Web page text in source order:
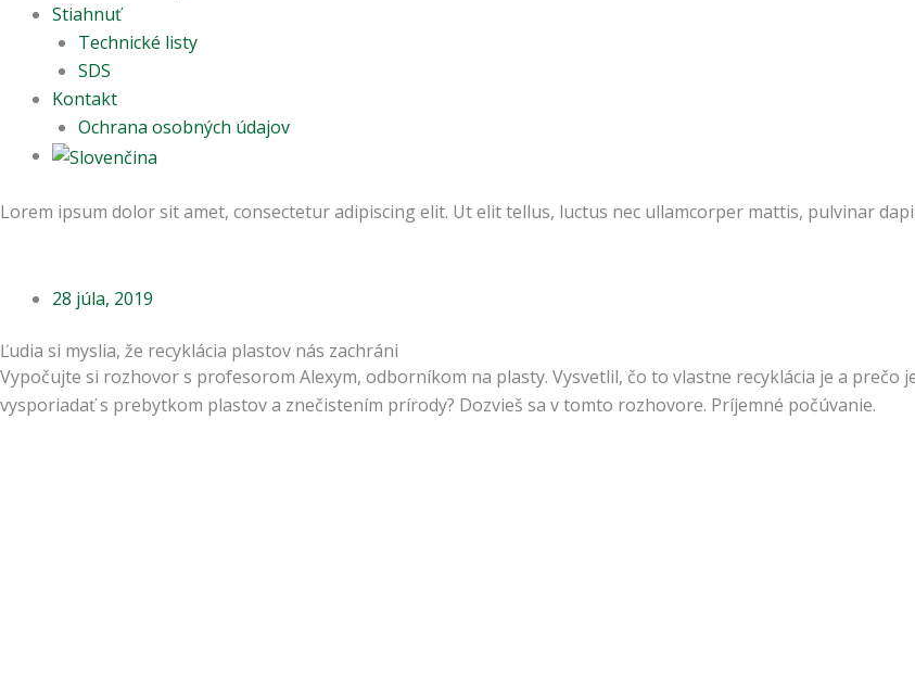
Stiahnuť
Technické listy
SDS
Kontakt
Ochrana osobných údajov
Lorem ipsum dolor sit amet, consectetur adipiscing elit. Ut elit tellus, luctus nec ullamcorper mattis, pulvinar
28 júla, 2019
Ľudia si myslia, že recyklácia plastov nás zachráni
Vypočujte si rozhovor s profesorom Alexym, odborníkom na plasty. Vysvetlil, čo to vlastne recyklácia je a prečo
vysporiadať s prebytkom plastov a znečistením prírody? Dozvieš sa v tomto rozhovore. Príjemné počúvanie.